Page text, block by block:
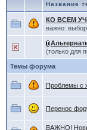
Название
КО ВСЕМ
важно:
(только для
Темы форума
Проблемы с
Перенос
ВАЖНО!